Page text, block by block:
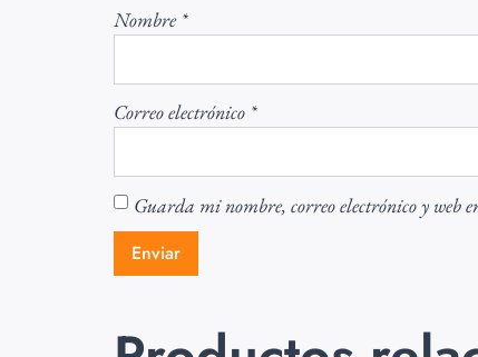
Nombre *
Correo electrónico *
Guarda mi nombre, correo electrónico y web